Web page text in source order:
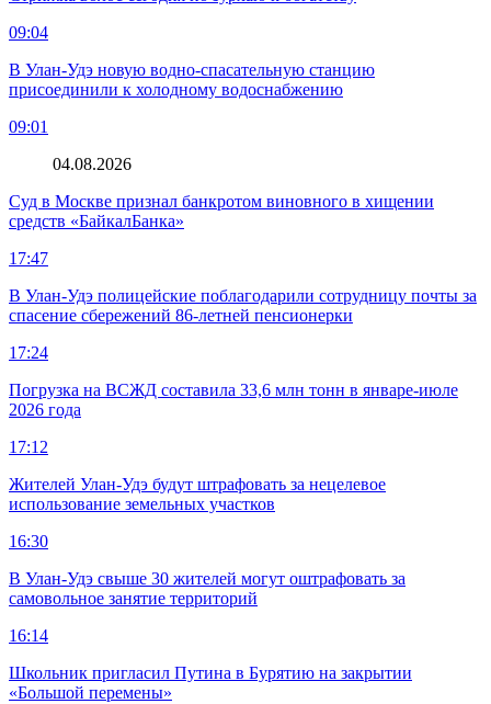
09:04
В Улан-Удэ новую водно‑спасательную станцию
присоединили к холодному водоснабжению
09:01
04.08.2026
Суд в Москве признал банкротом виновного в хищении
средств «БайкалБанка»
17:47
В Улан-Удэ полицейские поблагодарили сотрудницу почты за
спасение сбережений 86-летней пенсионерки
17:24
Погрузка на ВСЖД составила 33,6 млн тонн в январе-июле
2026 года
17:12
Жителей Улан-Удэ будут штрафовать за нецелевое
использование земельных участков
16:30
В Улан-Удэ свыше 30 жителей могут оштрафовать за
самовольное занятие территорий
16:14
Школьник пригласил Путина в Бурятию на закрытии
«Большой перемены»